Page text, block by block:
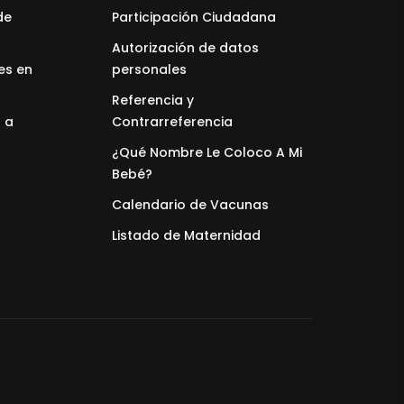
en
a
Participación Ciudadana
Autorización de datos
personales
Referencia y
Contrarreferencia
¿Qué Nombre Le Coloco A Mi
Bebé?
Calendario de Vacunas
Listado de Maternidad